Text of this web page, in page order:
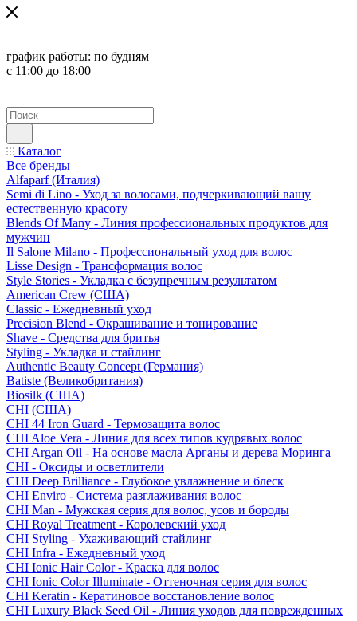
график работы: по будням
с 11:00 до 18:00
Каталог
Все бренды
Alfaparf (Италия)
Semi di Lino - Уход за волосами, подчеркивающий вашу
естественную красоту
Blends Of Many - Линия профессиональных продуктов для
мужчин
Il Salone Milano - Профессиональный уход для волос
Lisse Design - Трансформация волос
Style Stories - Укладка с безупречным результатом
American Crew (США)
Classic - Ежедневный уход
Precision Blend - Окрашивание и тонирование
Shave - Средства для бритья
Styling - Укладка и стайлинг
Authentic Beauty Concept (Германия)
Batiste (Великобритания)
Biosilk (США)
CHI (США)
CHI 44 Iron Guard - Термозащита волос
CHI Aloe Vera - Линия для всех типов кудрявых волос
CHI Argan Oil - На основе масла Арганы и дерева Моринга
CHI - Оксиды и осветлители
CHI Deep Brilliance - Глубокое увлажнение и блеск
CHI Enviro - Система разглаживания волос
CHI Man - Мужская серия для волос, усов и бороды
CHI Royal Treatment - Королевский уход
CHI Styling - Ухаживающий стайлинг
CHI Infra - Ежедневный уход
CHI Ionic Hair Color - Краска для волос
CHI Ionic Color Illuminate - Оттеночная серия для волос
CHI Keratin - Кератиновое восстановление волос
CHI Luxury Black Seed Oil - Линия уходов для поврежденных